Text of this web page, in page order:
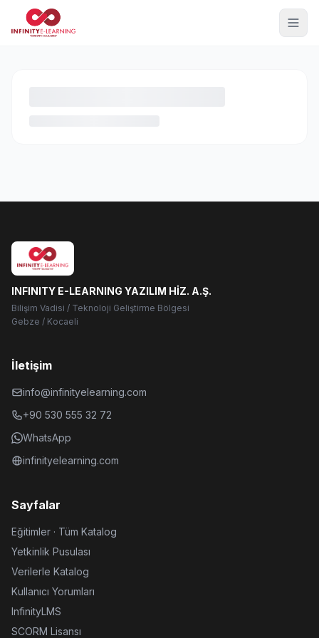
INFINITY E-LEARNING YAZILIM HİZ. A.Ş.
Bilişim Vadisi / Teknoloji Geliştirme Bölgesi
Gebze / Kocaeli
İletişim
info@infinityelearning.com
+90 530 555 32 72
WhatsApp
infinityelearning.com
Sayfalar
Eğitimler · Tüm Katalog
Yetkinlik Pusulası
Verilerle Katalog
Kullanıcı Yorumları
InfinityLMS
SCORM Lisansı